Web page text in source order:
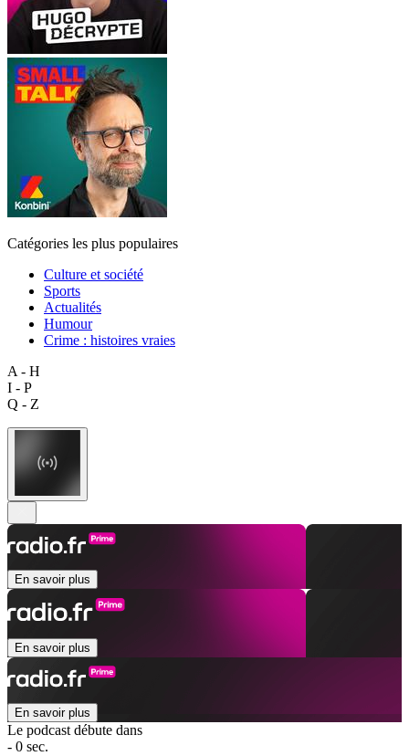
Catégories les plus populaires
Culture et société
Sports
Actualités
Humour
Crime : histoires vraies
A - H
I - P
Q - Z
En savoir plus
En savoir plus
En savoir plus
Le podcast débute dans
- 0 sec.